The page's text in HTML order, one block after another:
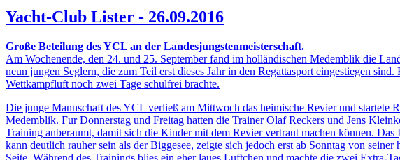
Yacht-Club Lister - 26.09.2016
Große Beteilung des YCL an der Landesjungstenmeisterschaft.
Am Wochenende, den 24. und 25. September fand im holländischen Medemblik die
neun jungen Seglern, die zum Teil erst dieses Jahr in den Regattasport eingestiegen
Wettkampfluft noch zwei Tage schulfrei brachte.
Die junge Mannschaft des YCL verließ am Mittwoch das heimische Revier und startete
Medemblik. Fur Donnerstag und Freitag hatten die Trainer Olaf Reckers und Jens
Training anberaumt, damit sich die Kinder mit dem Revier vertraut machen können. Das
kann deutlich rauher sein als der Biggesee, zeigte sich jedoch erst ab Sonntag von seiner
Seite. Während des Trainings blies ein eher laues Luftchen und machte die zwei Extra-